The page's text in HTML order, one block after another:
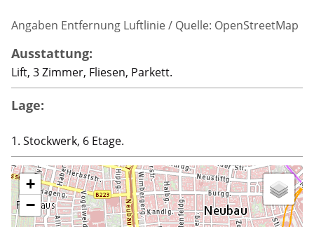
Angaben Entfernung Luftlinie / Quelle: OpenStreetMap
Ausstattung:
Lift, 3 Zimmer, Fliesen, Parkett.
Lage:
1. Stockwerk, 6 Etage.
+
−